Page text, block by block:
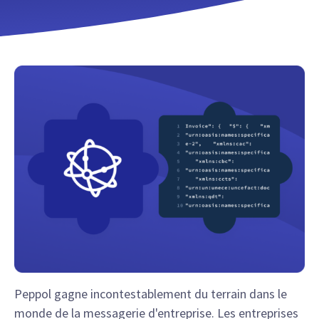
Peppol gagne incontestablement du terrain dans le
monde de la messagerie d'entreprise. Les entreprises